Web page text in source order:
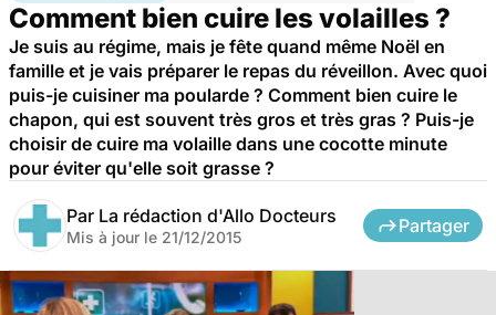
Comment bien cuire les volailles ?
Je suis au régime, mais je fête quand même Noël en
famille et je vais préparer le repas du réveillon. Avec quoi
puis-je cuisiner ma poularde ? Comment bien cuire le
chapon, qui est souvent très gros et très gras ? Puis-je
choisir de cuire ma volaille dans une cocotte minute
pour éviter qu'elle soit grasse ?
Par La rédaction d'Allo Docteurs
Mis à jour le 21/12/2015
Partager